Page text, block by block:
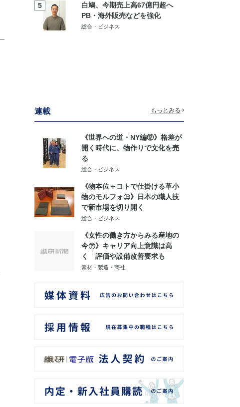
5
白鳩、今期売上高67億円超へ
PB・海外販売などを強化
総合・ビジネス
連載 もっとみる
《世界への道・NY編⑫》格差が
開く時代に、物作りで文化を売
る
総合・ビジネス
《物本位＋コトで仕掛ける革小
物のモルフォ㊤》日本の職人技
で新市場を切り開く
総合・ビジネス
《女性の働き方からみる産地の
今㊦》キャリア向上意識は高
く 評価や設備改善要求も
素材・製造・商社